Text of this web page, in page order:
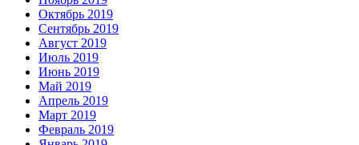
Октябрь 2019
Сентябрь 2019
Август 2019
Июль 2019
Июнь 2019
Май 2019
Апрель 2019
Март 2019
Февраль 2019